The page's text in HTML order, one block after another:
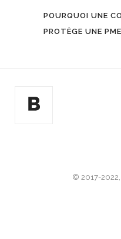
POURQUOI UNE
PROTÈGE UNE
© 2017-